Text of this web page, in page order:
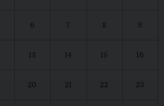
6 7 8 9
13 14 15 16
20 21 22 23